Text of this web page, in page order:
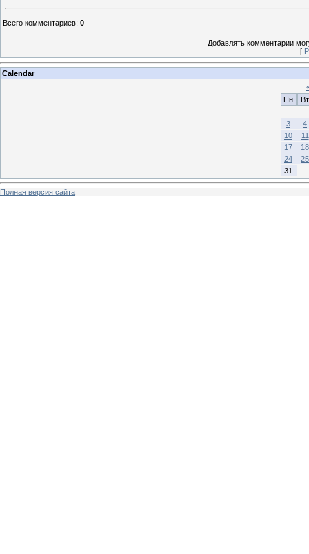
Всего комментариев: 0
Добавлять комментарии
[
Calendar
Пн
Вт
3
4
10
11
17
18
24
25
31
Полная версия сайта